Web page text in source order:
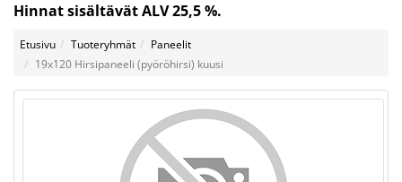
Hinnat sisältävät ALV 25,5 %.
Etusivu Tuoteryhmät
Paneelit
19x120 Hirsipaneeli (pyöröhirsi) kuusi